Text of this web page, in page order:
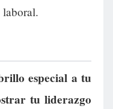
especial a tu
tu liderazgo